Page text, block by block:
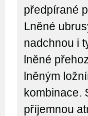
předpírané
Lněné
nadchnou i
lněné
lněným
kombinace.
příjemnou